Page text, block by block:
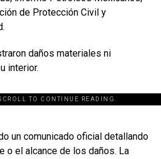
de Protección Civil y
daños materiales ni
interior.
TO CONTINUE READING.
id="243463"]
un comunicado oficial detallando
o el alcance de los daños. La